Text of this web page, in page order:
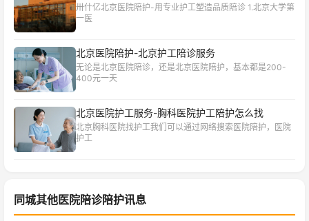
卅什亿北京医院陪护-用专业护工塑造品质陪诊 1.北京大学第
一医
北京医院陪护-北京护工陪诊服务
无论是北京医院陪诊，还是北京医院陪护，基本都是200-
400元一天
北京医院护工服务-胸科医院护工陪护怎么找
北京胸科医院找护工我们可以通过网络搜索医院陪护，医院
护工
同城其他医院陪诊陪护讯息